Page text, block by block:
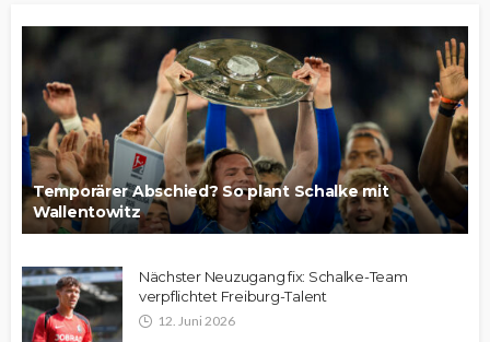
Temporärer Abschied? So plant Schalke mit
Wallentowitz
Nächster Neuzugang fix: Schalke-Team
verpflichtet Freiburg-Talent
12. Juni 2026